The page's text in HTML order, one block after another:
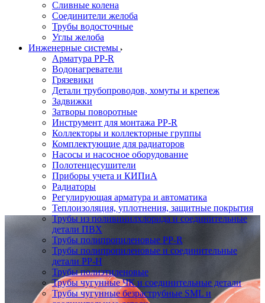
Сливные колена
Соединители желоба
Трубы водосточные
Углы желоба
Инженерные системы
Арматура PP-R
Водонагреватели
Грязевики
Детали трубопроводов, хомуты и крепеж
Задвижки
Затворы поворотные
Инструмент для монтажа PP-R
Коллекторы и коллекторные группы
Комплектующие для радиаторов
Насосы и насосное оборудование
Полотенцесушители
Приборы учета и КИПиА
Радиаторы
Регулирующая арматура и автоматика
Теплоизоляция, уплотнения, защитные покрытия
Трубы из поливинилхлорида и соединительные
детали ПВХ
Трубы полипропиленовые PP-R
Трубы полипропиленовые и соединительные
детали PP-H
Трубы полиэтиленовые
Трубы чугунные ЧК и соединительные детали
Трубы чугунные безраструбные SML и